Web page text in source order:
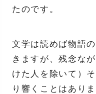
たのです。
文学は読めば物語
きますが、残念な
けた人を除いて）
り響くことはあり